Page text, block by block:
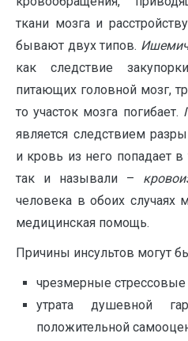
ткани мозга и
бывают двух типов.
как следствие
питающих головной мозг,
то участок мозга погибает.
является следствием
и кровь из него попадает
так и называли –
человека в обоих случаях
медицинская помощь.
Причины инсультов могут
чрезмерные стрессовые
утрата душевной
положительной